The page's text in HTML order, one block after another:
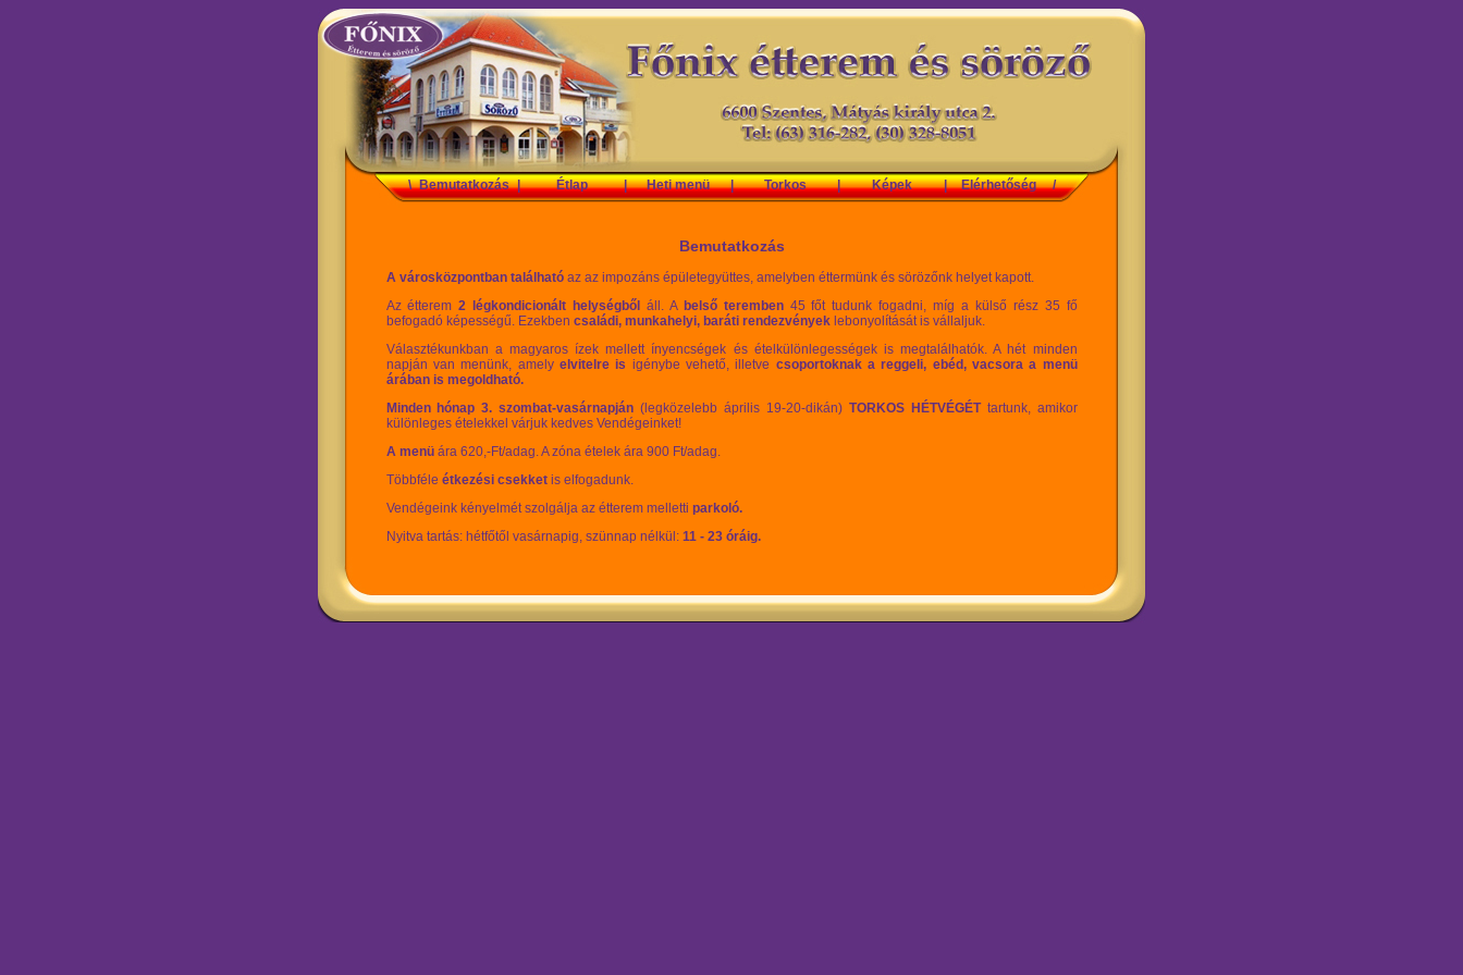
\ Bemutatkozás | Étlap | Heti menü | Torkos | Képek | Elérhetőség /
Bemutatkozás
A városközpontban találhatóaz az impozáns épületegyüttes, amelyben éttermünk és sörözőnk helyet kapott.
Az étterem2 légkondicionált helységből áll. A belső teremben45 főt tudunk fogadni, míg a külső rész 35 fő
befogadó képességű. Ezekben családi, munkahelyi, baráti rendezvényeklebonyolítását is vállaljuk.
Választékunkban a magyaros ízek mellett ínyencségek és ételkülönlegességek is megtalálhatók. A hét minden
napján van menünk, amely elvitelre is igénybe vehető, illetve csoportoknak a reggeli, ebéd, vacsora a menü
árában is megoldható.
Minden hónap 3. szombat-vasárnapján (legközelebb április 19-20-dikán) TORKOS HÉTVÉGÉT tartunk, amikor
különleges ételekkel várjuk kedves Vendégeinket!
A menüára 620,-Ft/adag. A zóna ételek ára 900 Ft/adag.
Többféle étkezési csekketis elfogadunk.
Vendégeink kényelmét szolgálja az étterem melletti parkoló.
Nyitva tartás: hétfőtől vasárnapig, szünnap nélkül: 11 - 23 óráig.